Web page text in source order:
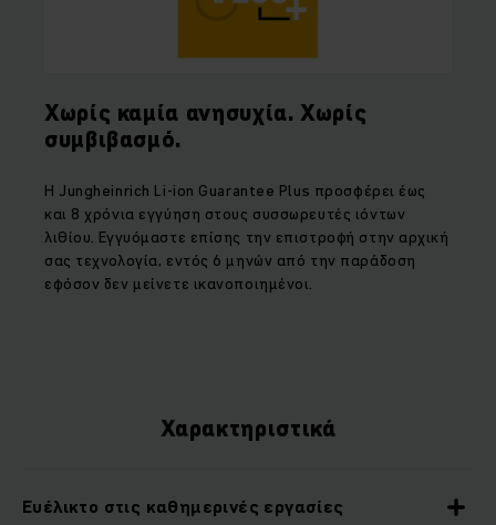
Χωρίς καμία ανησυχία. Χωρίς
συμβιβασμό.
Η Jungheinrich Li-ion Guarantee Plus προσφέρει έως
και 8 χρόνια εγγύηση στους συσσωρευτές ιόντων
λιθίου. Εγγυόμαστε επίσης την επιστροφή στην αρχική
σας τεχνολογία, εντός 6 μηνών από την παράδοση
εφόσον δεν μείνετε ικανοποιημένοι.
Χαρακτηριστικά
Ευέλικτο στις καθημερινές εργασίες